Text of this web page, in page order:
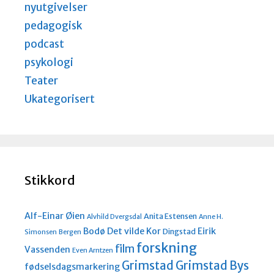
nyutgivelser
pedagogisk
podcast
psykologi
Teater
Ukategorisert
Stikkord
Alf-Einar Øien Alvhild Dvergsdal Anita Estensen Anne H.
Simonsen Bergen Bodø Det vilde Kor Dingstad Eirik
Vassenden Even Arntzen film forskning
fødselsdagsmarkering Grimstad Grimstad Bys